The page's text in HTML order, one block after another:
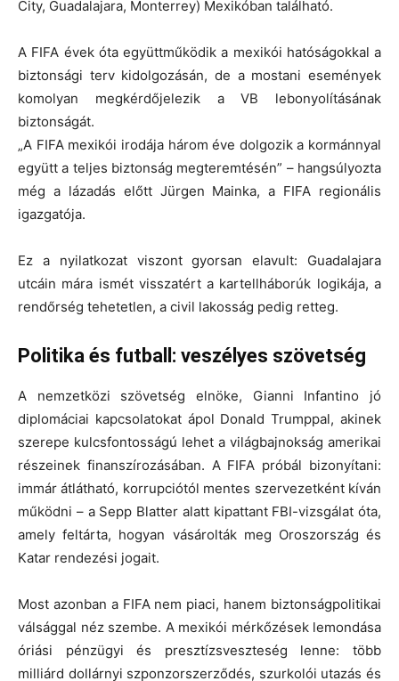
City, Guadalajara, Monterrey) Mexikóban található.
A FIFA évek óta együttműködik a mexikói hatóságokkal a
biztonsági terv kidolgozásán, de a mostani események
komolyan megkérdőjelezik a VB lebonyolításának
biztonságát.
„A FIFA mexikói irodája három éve dolgozik a kormánnyal
együtt a teljes biztonság megteremtésén” – hangsúlyozta
még a lázadás előtt Jürgen Mainka, a FIFA regionális
igazgatója.
Ez a nyilatkozat viszont gyorsan elavult: Guadalajara
utcáin mára ismét visszatért a kartellháborúk logikája, a
rendőrség tehetetlen, a civil lakosság pedig retteg.
Politika és futball: veszélyes szövetség
A nemzetközi szövetség elnöke, Gianni Infantino jó
diplomáciai kapcsolatokat ápol Donald Trumppal, akinek
szerepe kulcsfontosságú lehet a világbajnokság amerikai
részeinek finanszírozásában. A FIFA próbál bizonyítani:
immár átlátható, korrupciótól mentes szervezetként kíván
működni – a Sepp Blatter alatt kipattant FBI-vizsgálat óta,
amely feltárta, hogyan vásárolták meg Oroszország és
Katar rendezési jogait.
Most azonban a FIFA nem piaci, hanem biztonságpolitikai
válsággal néz szembe. A mexikói mérkőzések lemondása
óriási pénzügyi és presztízsveszteség lenne: több
milliárd dollárnyi szponzorszerződés, szurkolói utazás és